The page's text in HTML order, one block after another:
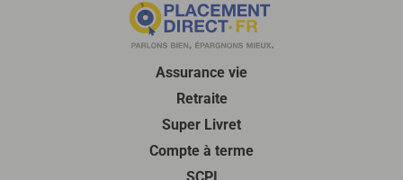
Assurance vie
Retraite
Super Livret
Compte à terme